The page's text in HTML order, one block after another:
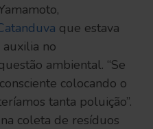
que estava
no
ambiental. “Se
colocando o
tanta poluição”.
coleta de resíduos